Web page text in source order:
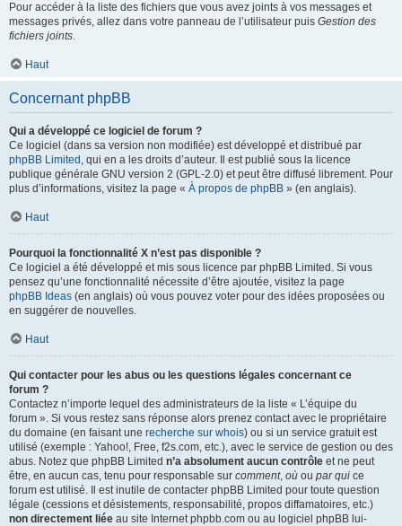
Pour accéder à la liste des fichiers que vous avez joints à vos messages et
messages privés, allez dans votre panneau de l’utilisateur puis Gestion des
fichiers joints.
Haut
Concernant phpBB
Qui a développé ce logiciel de forum ?
Ce logiciel (dans sa version non modifiée) est développé et distribué par
phpBB Limited , qui en a les droits d’auteur. Il est publié sous la licence
publique générale GNU version 2 (GPL-2.0) et peut être diffusé librement. Pour
plus d’informations, visitez la page « À propos de phpBB » (en anglais).
Haut
Pourquoi la fonctionnalité X n’est pas disponible ?
Ce logiciel a été développé et mis sous licence par phpBB Limited. Si vous
pensez qu’une fonctionnalité nécessite d’être ajoutée, visitez la page
phpBB Ideas (en anglais) où vous pouvez voter pour des idées proposées ou
en suggérer de nouvelles.
Haut
Qui contacter pour les abus ou les questions légales concernant ce
forum ?
Contactez n’importe lequel des administrateurs de la liste « L’équipe du
forum ». Si vous restez sans réponse alors prenez contact avec le propriétaire
du domaine (en faisant une recherche sur whois) ou si un service gratuit est
utilisé (exemple : Yahoo!, Free, f2s.com, etc.), avec le service de gestion ou des
abus. Notez que phpBB Limited n’a absolument aucun contrôle et ne peut
être, en aucun cas, tenu pour responsable sur comment, où ou par qui ce
forum est utilisé. Il est inutile de contacter phpBB Limited pour toute question
légale (cessions et désistements, responsabilité, propos diffamatoires, etc.)
non directement liée au site Internet phpbb.com ou au logiciel phpBB lui-